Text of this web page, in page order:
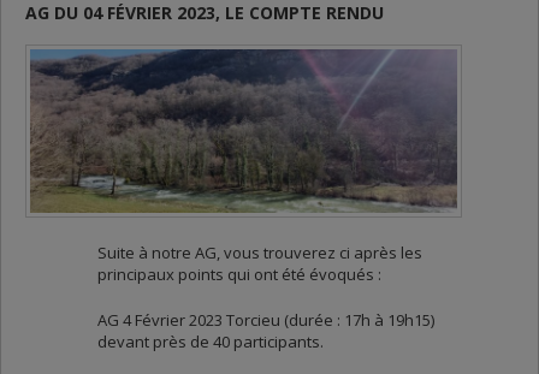
AG DU 04 FÉVRIER 2023, LE COMPTE RENDU
Suite à notre AG, vous trouverez ci après les
principaux points qui ont été évoqués :
AG 4 Février 2023 Torcieu (durée : 17h à 19h15)
devant près de 40 participants.